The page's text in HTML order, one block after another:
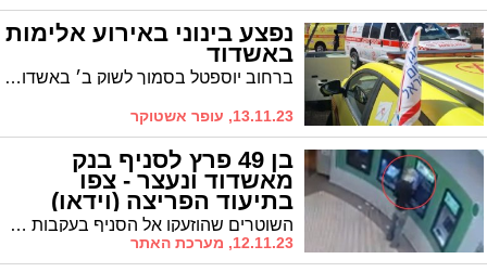
נפצע בינוני באירוע אלימות
באשדוד
ברחוב יוספטל בסמוך לשוק ב׳ באשדוד דווח הבוקר על אירוע דקירות. צוותים של מד״א העניקו טיפול רפואי לפצוע באורח בינוני. המשטרה פתחה בחקירה
13.11.23, עופר אשטוקר
בן 49 פרץ לסניף בנק
מאשדוד ונעצר - צפו
בתיעוד הפריצה (וידאו)
השוטרים שהוזעקו אל הסניף בעקבות הדיווח על פריצה, תפסו את החשוד כשהוא מנסה לפרוץ לאחד הכספומטים. בחקירה עלה החשד כי הוא היה מעורב בפריצה נוספת שהתרחשה בתחילת החודש בחנות נוחות בעיר. מעצרו הוארך עד יום שלישי
12.11.23, מערכת האתר